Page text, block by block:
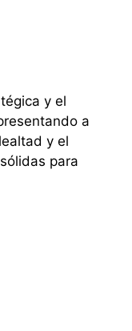
y el
a
y el
para